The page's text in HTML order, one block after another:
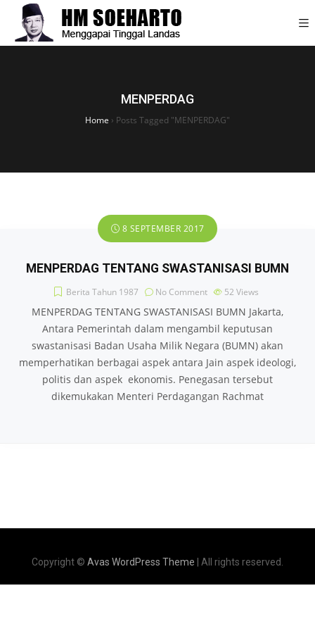
MENPERDAG
Home › Posts Tagged "MENPERDAG"
8 SEPTEMBER 2017
MENPERDAG TENTANG SWASTANISASI BUMN
Berita Tahun 1987 No Comment 52 Views
MENPERDAG TENTANG SWASTANISASI BUMN Jakarta,
Antara Pemerintah dalam mengambil keputusan
swastanisasi Badan Usaha Milik Negara (BUMN) akan
memperhatikan berbagai aspek antara Jain aspek ideologi,
politis dan aspek ekonomis. Penegasan tersebut
dikemukakan Menteri Perdagangan Rachmat
Copyright © Avas WordPress Theme | All rights reserved.